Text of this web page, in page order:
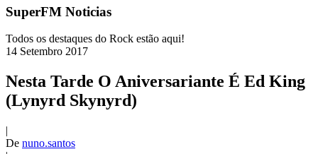
SuperFM Noticias
Todos os destaques do Rock estão aqui!
14 Setembro 2017
Nesta Tarde O Aniversariante É Ed King
(Lynyrd Skynyrd)
|
De nuno.santos